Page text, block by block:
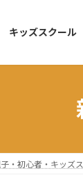
キッズスクール
・初心者・キッズ